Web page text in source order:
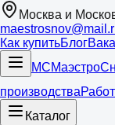
Москва и
Как купитьБлог
МСМаэстро
производства
Каталог